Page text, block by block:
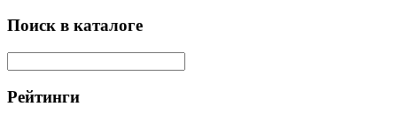
Поиск в каталоге
Рейтинги